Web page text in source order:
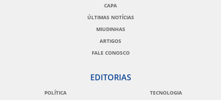
CAPA
ÚLTIMAS NOTÍCIAS
MIUDINHAS
ARTIGOS
FALE CONOSCO
EDITORIAS
POLÍTICA
TECNOLOGIA